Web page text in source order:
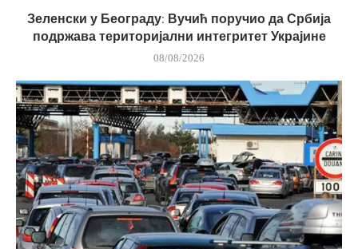
Зеленски у Београду: Вучић поручио да Србија
подржава територијални интегритет Украјине
08/08/2026